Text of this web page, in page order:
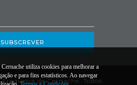
SUBSCREVER
de Cernache. Todos
utiliza cookies para melhorar a
e para fins estatísticos. Ao navegar